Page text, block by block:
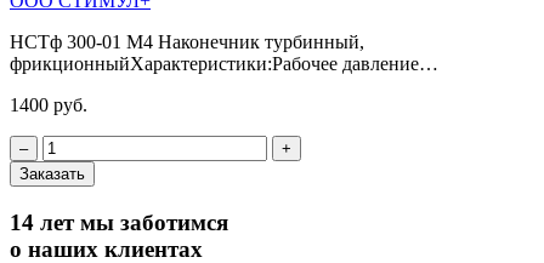
НСТф 300-01 М4 Наконечник турбинный,
фрикционныйХарактеристики:Рабочее давление…
1400 руб.
‒
+
Заказать
14 лет мы заботимся
о наших клиентах